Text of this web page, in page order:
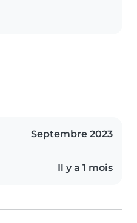
Septembre 2023
Il y a 1 mois